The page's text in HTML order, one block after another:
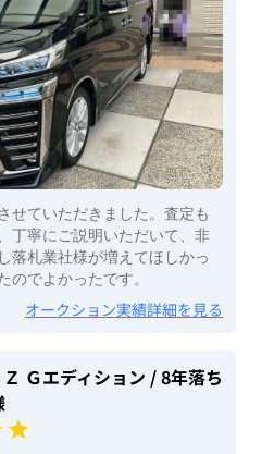
せていただきました。査定も
丁寧にご説明いただいて、非
落札業社様が増えてほしかっ
のでよかったです。
オークション実績詳細を見る
Ｇエディション / 8年落ち